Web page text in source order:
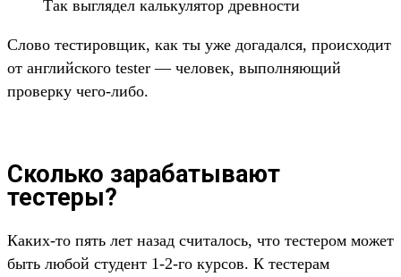
Так выглядел калькулятор древности
Слово тестировщик, как ты уже догадался, происходит
от английского tester — человек, выполняющий
проверку чего-либо.
Сколько зарабатывают
тестеры?
Каких-то пять лет назад считалось, что тестером может
быть любой студент 1-2-го курсов. К тестерам